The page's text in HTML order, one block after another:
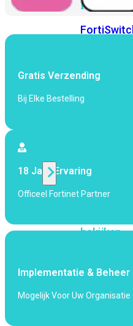
216F-
POE
424F-
Alle
bekijken
Fi
Gratis Verzending
Bij Elke Bestelling
18 Jaar Ervaring
Officeel Fortinet Partner
Implementatie & Beheer
Mogelijk Voor Uw Organisatie